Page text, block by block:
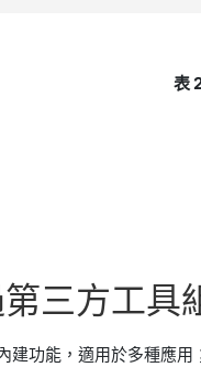
表
第三方工具
建功能，適用於多種應